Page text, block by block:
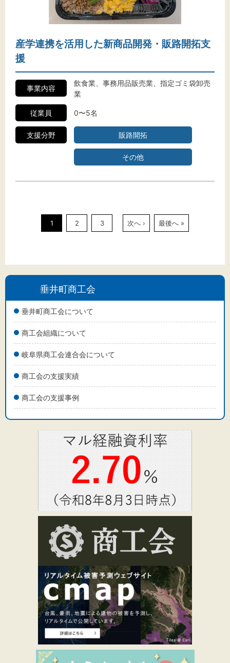
垂井町商工会
垂井町商工会について
商工会組織について
岐阜県商工会連合会について
商工会の支援実績
商工会の支援事例
産学連携を活用した新商品開発・販路開拓支
援
事業内容
飲食業、事務用品販売業、指定ゴミ袋卸売
業
従業員 0〜5名
支援分野 販路開拓
その他
1 2 3 次へ › 最後へ »